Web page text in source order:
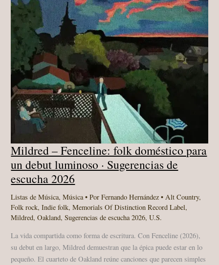
Mildred – Fenceline: folk doméstico para
un debut luminoso · Sugerencias de
escucha 2026
Listas de Música,Música• PorFernando Hernández•Alt Country,
Folk rock,Indie folk,Memorials Of Distinction Record Label,
Mildred,Oakland,Sugerencias de escucha 2026,U.S.
La vida compartida como forma de escritura. Con Fenceline (2026),
su debut en largo, Mildred demuestran que la épica puede estar en lo
pequeño. El cuarteto de Oakland reúne canciones que parecen simples